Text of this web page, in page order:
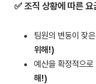
✅ 조직 상황에 따른 요
팀원의 변동이 잦
위해!)
예산을 확정적으
해!)